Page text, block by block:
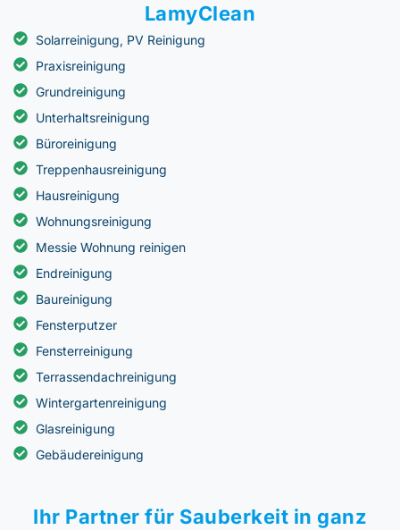
LamyClean
Solarreinigung, PV Reinigung
Praxisreinigung
Grundreinigung
Unterhaltsreinigung
Büroreinigung
Treppenhausreinigung
Hausreinigung
Wohnungsreinigung
Messie Wohnung reinigen
Endreinigung
Baureinigung
Fensterputzer
Fensterreinigung
Terrassendachreinigung
Wintergartenreinigung
Glasreinigung
Gebäudereinigung
Ihr Partner für Sauberkeit in ganz